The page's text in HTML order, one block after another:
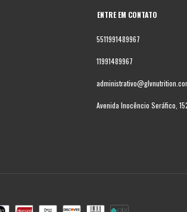
ENTRE EM CONTATO
5511991489967
11991489967
Avenida Inocêncio Seráfico,